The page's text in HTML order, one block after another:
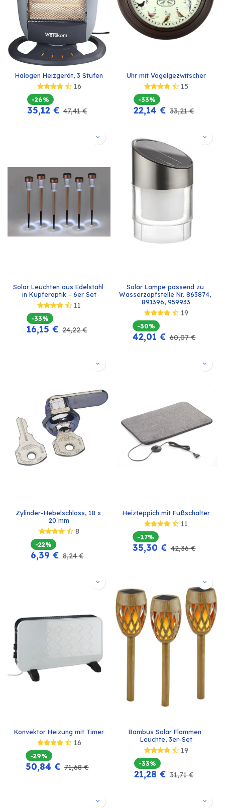
Halogen Heizgerät, 3 Stufen
16
-26%
35,12€ 47,41€
Uhr mit Vogelgezwitscher
15
-33%
22,14 € 33,21€
Solar Leuchten aus Edelstahl
in Kupferoptik - 6er Set
11
-33%
16,15 € 24,22€
Solar Lampe passend zu
Wasserzapfstelle Nr. 863874,
891396, 959933
19
-30%
42,01 € 60,07€
Zylinder-Hebelschloss, 18 x
20 mm
8
-22%
6,39 € 8,24€
Heizteppich mit Fußschalter
11
-17%
35,30 € 42,36€
Konvektor Heizung mit Timer
16
-29%
50,84 € 71,68€
Bambus Solar Flammen
Leuchte, 3er-Set
19
-33%
21,28 € 31,71€